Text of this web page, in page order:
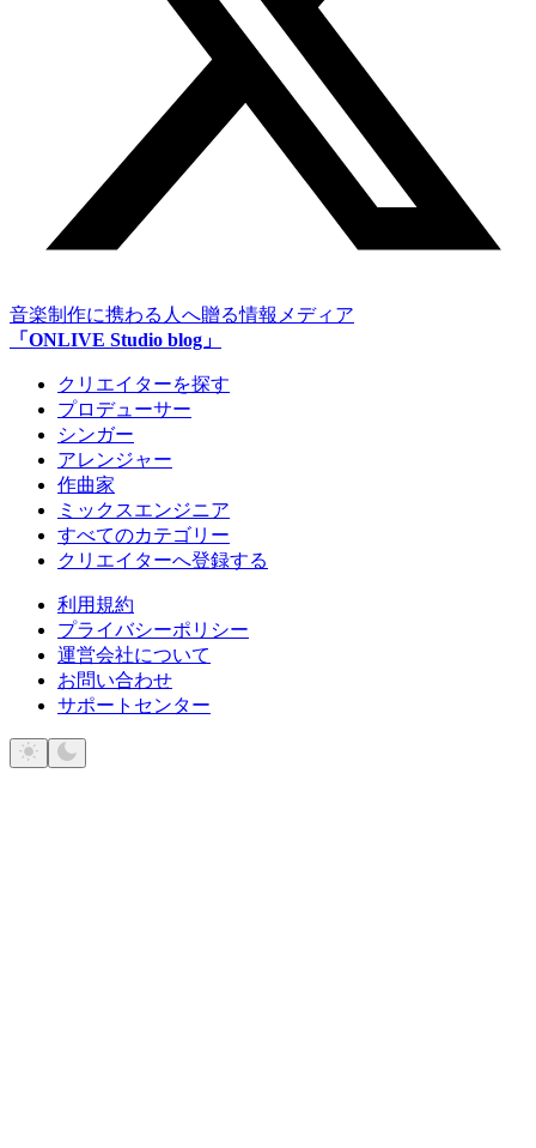
音楽制作に携わる人へ贈る情報メディア
「ONLIVE Studio blog」
クリエイターを探す
プロデューサー
シンガー
アレンジャー
作曲家
ミックスエンジニア
すべてのカテゴリー
クリエイターへ登録する
利用規約
プライバシーポリシー
運営会社について
お問い合わせ
サポートセンター